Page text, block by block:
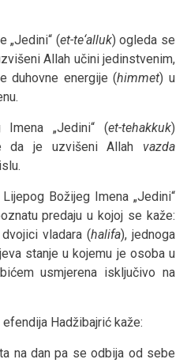
„Jedini“ (et-te‘alluk) ogleda se
Allah učini jedinstvenim,
duhovne energije (himmet) u
Imena „Jedini“ (et-tehakkuk)
da je uzvišeni Allah vazda
Božijeg Imena „Jedini“
predaju u kojoj se kaže:
vladara (halifa), jednoga
stanje u kojemu je osoba u
usmjerena isključivo na
Hadžibajrić kaže:
na dan pa se odbija od sebe